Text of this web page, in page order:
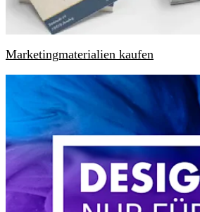
Marketingmaterialien kaufen